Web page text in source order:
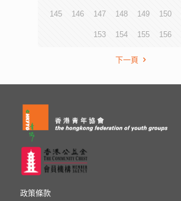
145 146 147 148 149 150
153 154 155 156
下一頁
政策條款